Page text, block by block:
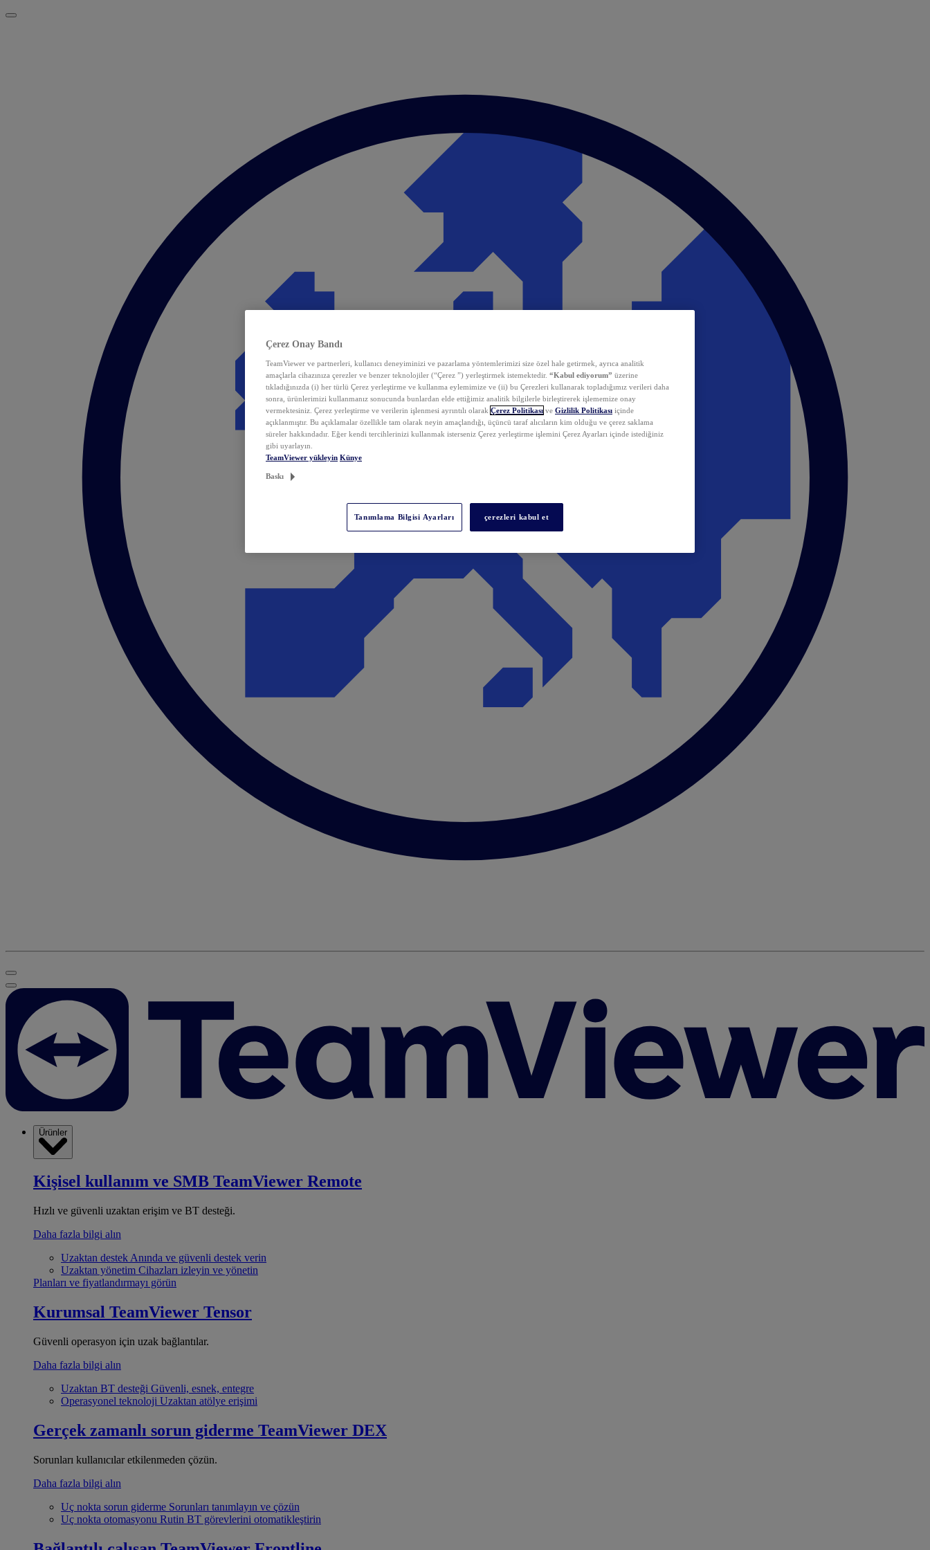
Ürünler
Kişisel kullanım ve SMB TeamViewer Remote
Hızlı ve güvenli uzaktan erişim ve BT desteği.
Daha fazla bilgi alın
Uzaktan destek Anında ve güvenli destek verin
Uzaktan yönetim Cihazları izleyin ve yönetin
Planları ve fiyatlandırmayı görün
Kurumsal TeamViewer Tensor
Güvenli operasyon için uzak bağlantılar.
Daha fazla bilgi alın
Uzaktan BT desteği Güvenli, esnek, entegre
Operasyonel teknoloji Uzaktan atölye erişimi
Gerçek zamanlı sorun giderme TeamViewer DEX
Sorunları kullanıcılar etkilenmeden çözün.
Daha fazla bilgi alın
Uç nokta sorun giderme Sorunları tanımlayın ve çözün
Uç nokta otomasyonu Rutin BT görevlerini otomatikleştirin
Çerez Onay Bandı
TeamViewer ve partnerleri, kullanıcı deneyiminizi ve pazarlama yöntemlerimizi size özel hale getirmek, ayrıca analitik
amaçlarla cihazınıza çerezler ve benzer teknolojiler (“Çerez ”) yerleştirmek istemektedir. “Kabul ediyorum” üzerine
tıkladığınızda (i) her türlü Çerez yerleştirme ve kullanma eylemimize ve (ii) bu Çerezleri kullanarak topladığımız verileri daha
sonra, ürünlerimizi kullanmanız sonucunda bunlardan elde ettiğimiz analitik bilgilerle birleştirerek işlememize onay
vermektesiniz. Çerez yerleştirme ve verilerin işlenmesi ayrıntılı olarak Çerez Politikası ve Gizlilik Politikası içinde
açıklanmıştır. Bu açıklamalar özellikle tam olarak neyin amaçlandığı, üçüncü taraf alıcıların kim olduğu ve çerez saklama
süreler hakkındadır. Eğer kendi tercihlerinizi kullanmak isterseniz Çerez yerleştirme işlemini Çerez Ayarları içinde istediğiniz
gibi uyarlayın.
TeamViewer yükleyin Künye
Baskı
Tanımlama Bilgisi Ayarları çerezleri kabul et